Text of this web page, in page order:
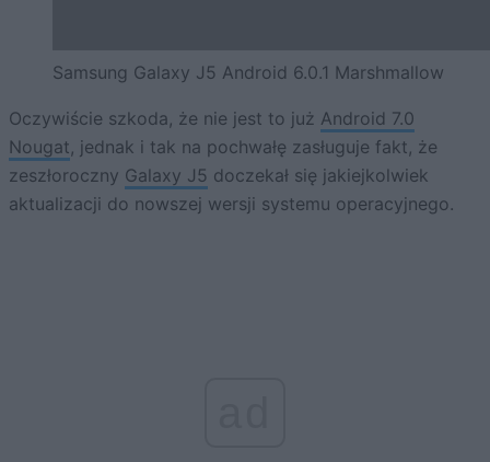
Samsung Galaxy J5 Android 6.0.1 Marshmallow
Oczywiście szkoda, że nie jest to już Android 7.0
Nougat, jednak i tak na pochwałę zasługuje fakt, że
zeszłoroczny Galaxy J5 doczekał się jakiejkolwiek
aktualizacji do nowszej wersji systemu operacyjnego.